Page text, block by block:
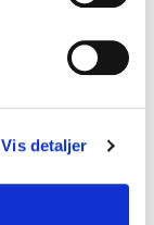
Vis detaljer